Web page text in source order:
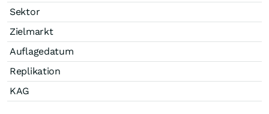
Sektor
Zielmarkt
Auflagedatum
Replikation
KAG